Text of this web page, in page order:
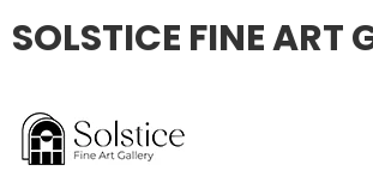
SOLSTICE FINE ART